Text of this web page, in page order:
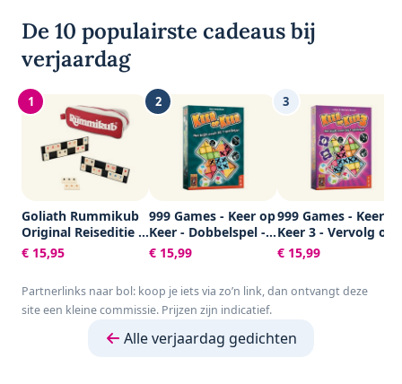
De 10 populairste cadeaus bij
verjaardag
1
Goliath Rummikub
Original Reiseditie -
Bordspel - Inclusief
Tasje
€ 15,95
2
999 Games - Keer op
Keer - Dobbelspel -
Hét dobbelspel voor
het hele gezin -
Familiespel -
Educatief spel -
€ 15,99
3
999 Games - Keer
Keer 3 - Vervolg op
het immens
populaire
Keer -
Educatief spel -
€ 15,99
Partnerlinks naar bol: koop je iets via zo’n link, dan ontvangt deze
site een kleine commissie. Prijzen zijn indicatief.
Alle verjaardag gedichten